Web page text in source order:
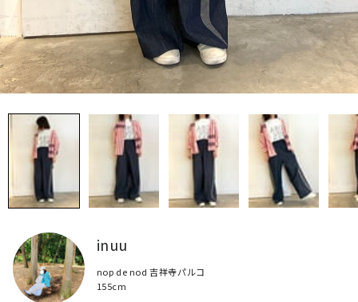
inuu
nop de nod 吉祥寺パルコ
155cm